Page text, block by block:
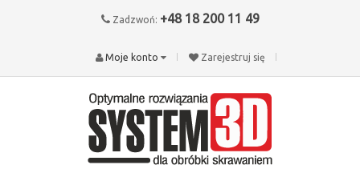
Zadzwoń: +48 18 200 11 49
Zarejestruj się
Moje konto